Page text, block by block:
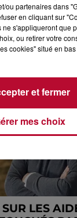
: COMMENT
LOCAUX ?
LES
ou partenaires dans
en cliquant sur
ne s'appliqueront que
ou retirer votre
cookies" situé en
mes choix
et fermer